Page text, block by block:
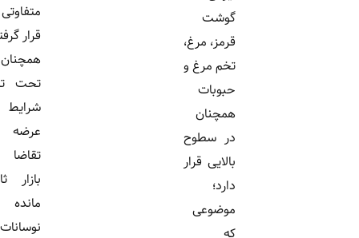
گوشت
قرمز، مرغ،
تخم مرغ و
حبوبات
همچنان
در سطوح
بالایی قرار
دارد؛
موضوعی
متفاوتی
قرار گرفته و
همچنان
تحت تاثیر
شرایط
عرضه و
تقاضا در
بازار ثابت
مانده یا
نوسانات